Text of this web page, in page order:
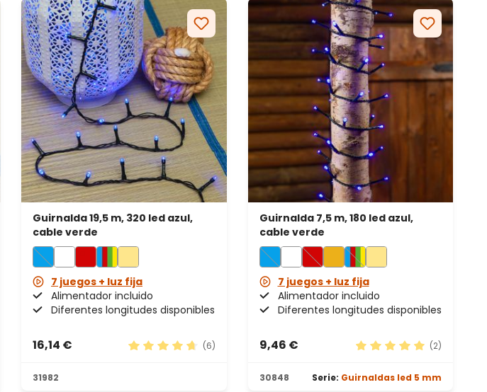
Guirnalda 19,5 m, 320 led azul,
cable verde
7 juegos + luz fija
Alimentador incluido
Diferentes longitudes disponibles
16,14 €
(6)
31982
Guirnalda 7,5 m, 180 led azul,
cable verde
7 juegos + luz fija
Alimentador incluido
Diferentes longitudes disponibles
9,46 €
(2)
30848 Serie: Guirnaldas led 5 mm